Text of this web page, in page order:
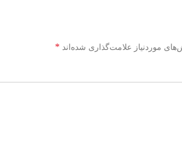
موردنیاز علامت‌گذاری شده‌اند *